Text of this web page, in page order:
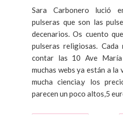
Sara Carbonero lució
pulseras que son las
decenarios. Os cuento
pulseras religiosas.
contar las 10 Ave
muchas webs ya están a
mucha ciencia,y los
parecen un poco altos,5